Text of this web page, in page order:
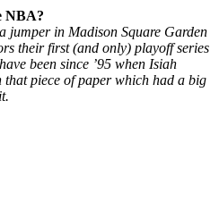
NBA?
jumper in Madison Square Garden
their first (and only) playoff series
been since ’95 when Isiah
piece of paper which had a big